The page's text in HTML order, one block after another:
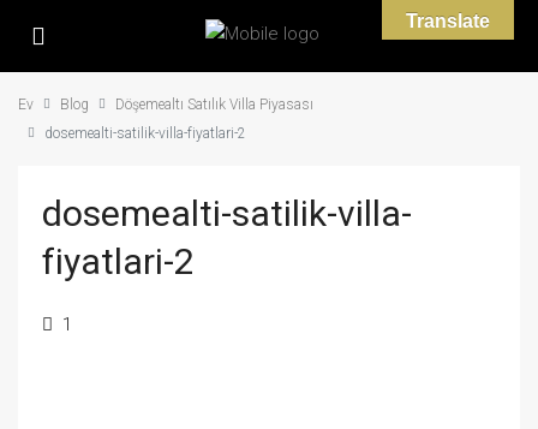
Ev Blog
Döşemealtı Satılık Villa Piyasası
dosemealti-satilik-villa-fiyatlari-2
dosemealti-satilik-villa-
fiyatlari-2
1
Translate